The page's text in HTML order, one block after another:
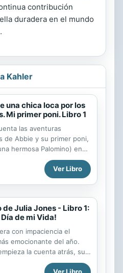
contribución
duradera en el mundo
Kahler
una chica loca por los
Mi primer poni. Libro 1
las aventuras
de Abbie y su primer poni,
hermosa Palomino) en
Sí, ella es una chica loca
y tiene a su primer
quien comparte sus días en
comparten el gusto por
Abbie ama a su poni y...
sueños se harán realidad
Ver Libro
de Julia Jones - Libro 1:
Día de mi Vida!
con impaciencia el
emocionante del año.
la cuenta atrás, su
llena con nuevas